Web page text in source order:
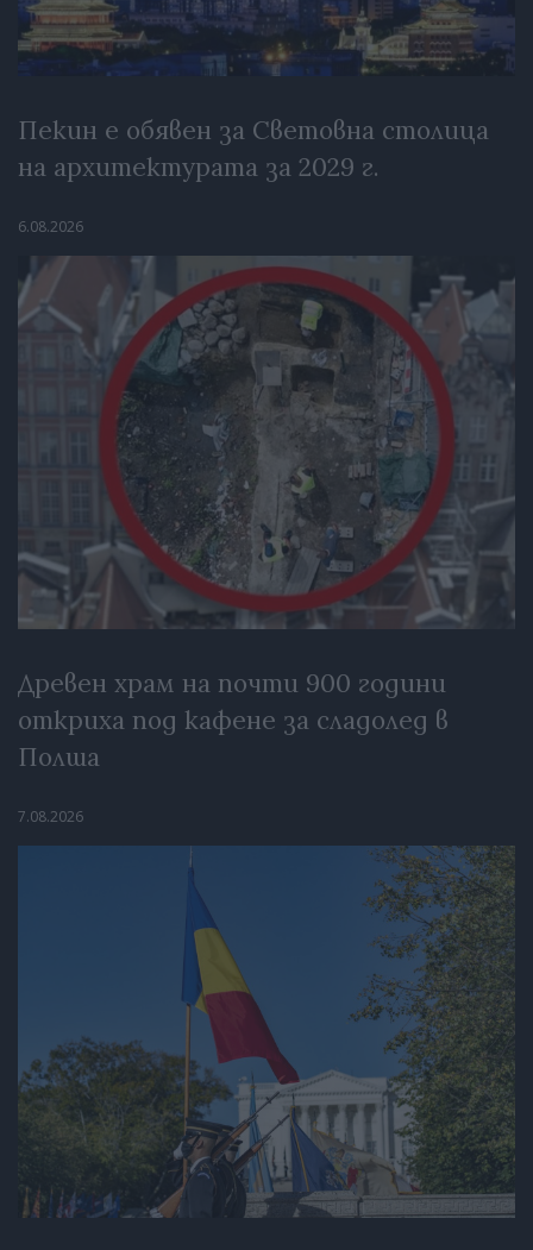
Пекин е обявен за Световна столица
на архитектурата за 2029 г.
6.08.2026
Древен храм на почти 900 години
откриха под кафене за сладолед в
Полша
7.08.2026